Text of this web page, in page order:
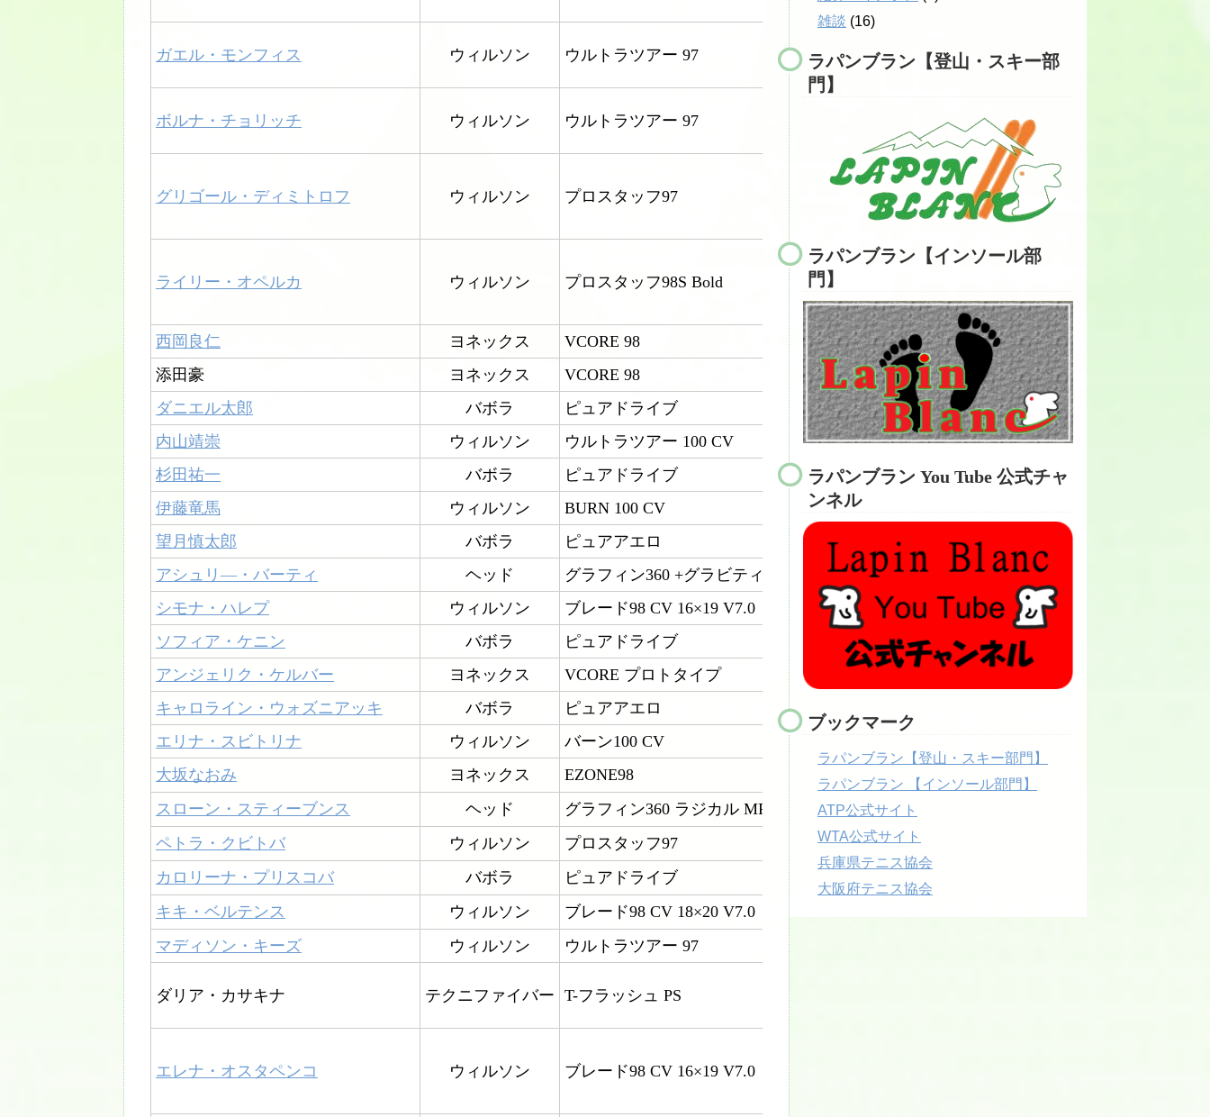
ガエル・モンフィス ウィルソン ウルトラツアー 97
ボルナ・チョリッチ ウィルソン ウルトラツアー 97
グリゴール・ディミトロフ ウィルソン プロスタッフ97
ライリー・オペルカ ウィルソン プロスタッフ98S Bold
西岡良仁 ヨネックス
VCORE 98
添田豪
ヨネックス
VCORE 98
ダニエル太郎
バボラ
ピュアドライブ
内山靖崇
ウィルソン
ウルトラツアー 100 CV
杉田祐一
バボラ
ピュアドライブ
伊藤竜馬
ウィルソン
BURN 100 CV
望月慎太郎
バボラ
ピュアアエロ
アシュリ―・バーティ
ヘッド
グラフィン360 +グラビティ MP
シモナ・ハレプ
ウィルソン
ブレード98 CV 16×19 V7.0
ソフィア・ケニン
バボラ
ピュアドライブ
アンジェリク・ケルバー
ヨネックス
VCORE プロトタイプ
キャロライン・ウォズニアッキ
バボラ
ピュアアエロ
エリナ・スビトリナ
ウィルソン
バーン100 CV
大坂なおみ
ヨネックス
EZONE98
スローン・スティーブンス
ヘッド
グラフィン360 ラジカル MP
ペトラ・クビトバ
ウィルソン
プロスタッフ97
カロリーナ・プリスコバ
バボラ
ピュアドライブ
キキ・ベルテンス
ウィルソン
ブレード98 CV 18×20 V7.0
マディソン・キーズ
ウィルソン ウルトラツアー 97
ダリア・カサキナ テクニファイバー T-フラッシュ PS
エレナ・オスタペンコ ウィルソン ブレード98 CV 16×19 V7.0
雑談 (16)
ラパンブラン【登山・スキー部
門】
ラパンブラン【インソール部
門】
ラパンブラン You Tube 公式チャ
ンネル
ブックマーク
ラパンブラン【登山・スキー部門】
ラパンブラン 【インソール部門】
ATP公式サイト
WTA公式サイト
兵庫県テニス協会
大阪府テニス協会